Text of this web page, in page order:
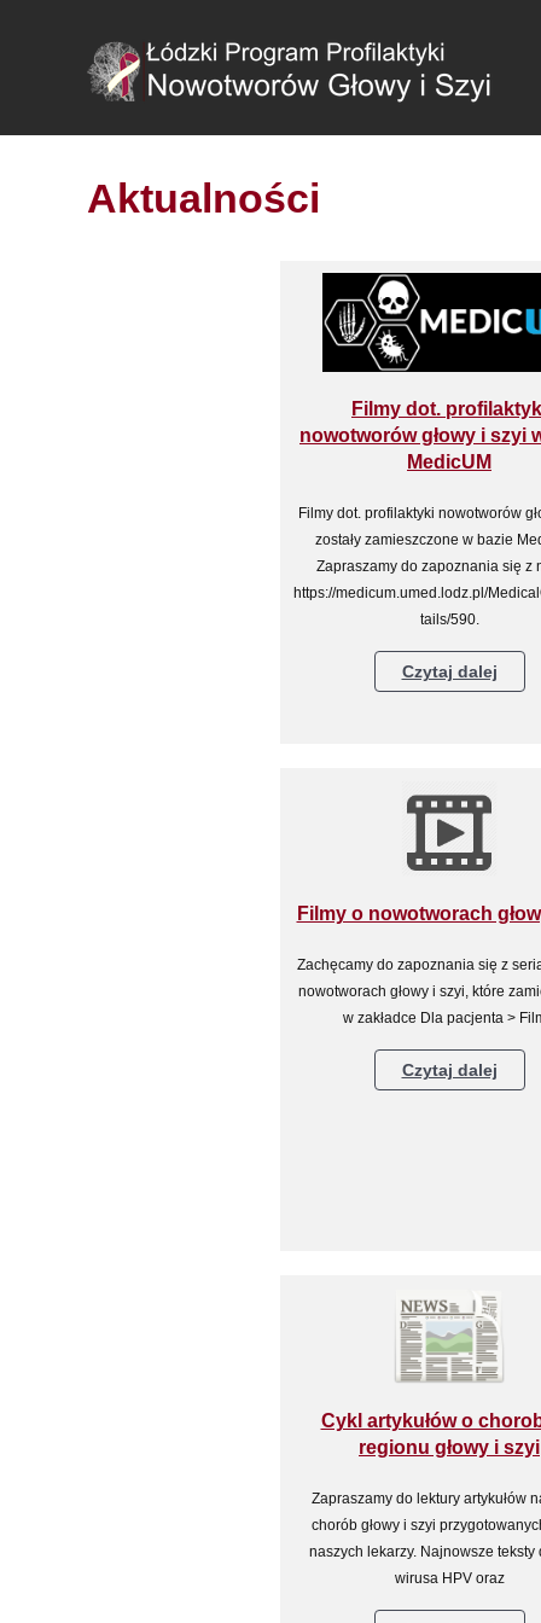
Aktualności
Filmy dot.
nowotworów głowy i szyi
MedicUM
Filmy dot. profilaktyki nowotworów
zostały zamieszczone w bazie
Zapraszamy do zapoznania się z
https://medicum.umed.lodz.pl/
tails/590.
Czytaj dalej
Filmy o nowotworach
Zachęcamy do zapoznania się z
nowotworach głowy i szyi, które
w zakładce Dla pacjenta >
Czytaj dalej
Cykl artykułów o
regionu głowy i szyi
Zapraszamy do lektury artykułów
chorób głowy i szyi
naszych lekarzy. Najnowsze teksty
wirusa HPV oraz